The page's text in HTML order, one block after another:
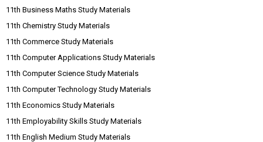
11th Business Maths Study Materials
11th Chemistry Study Materials
11th Commerce Study Materials
11th Computer Applications Study Materials
11th Computer Science Study Materials
11th Computer Technology Study Materials
11th Economics Study Materials
11th Employability Skills Study Materials
11th English Medium Study Materials